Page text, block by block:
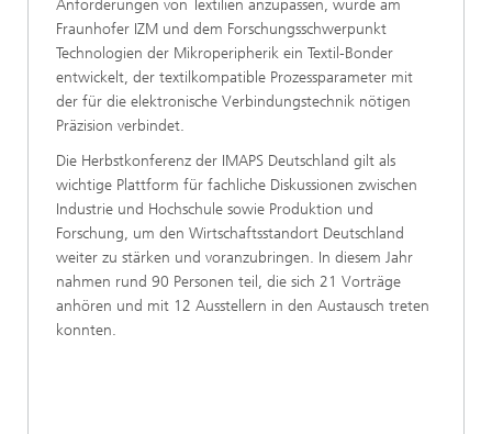
Anforderungen von Textilien anzupassen, wurde am
Fraunhofer IZM und dem Forschungsschwerpunkt
Technologien der Mikroperipherik ein Textil-Bonder
entwickelt, der textilkompatible Prozessparameter mit
der für die elektronische Verbindungstechnik nötigen
Präzision verbindet.
Die Herbstkonferenz der IMAPS Deutschland gilt als
wichtige Plattform für fachliche Diskussionen zwischen
Industrie und Hochschule sowie Produktion und
Forschung, um den Wirtschaftsstandort Deutschland
weiter zu stärken und voranzubringen. In diesem Jahr
nahmen rund 90 Personen teil, die sich 21 Vorträge
anhören und mit 12 Ausstellern in den Austausch treten
konnten.